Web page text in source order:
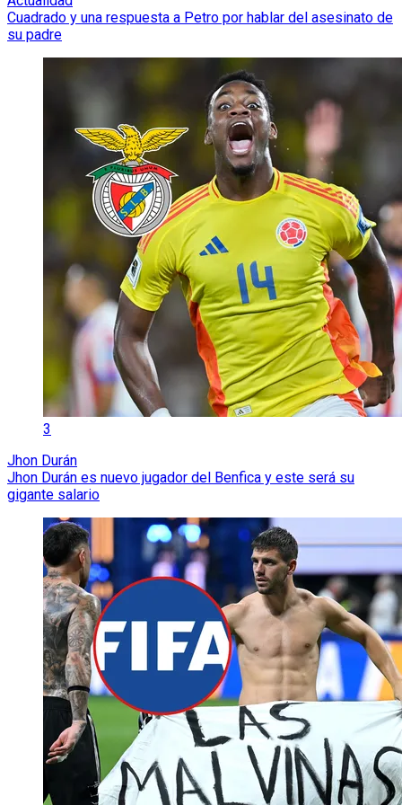
Cuadrado y una respuesta a Petro por hablar del asesinato de
su padre
3
Jhon Durán
Jhon Durán es nuevo jugador del Benfica y este será su
gigante salario